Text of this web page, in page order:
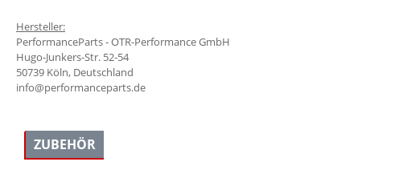
Hersteller:
PerformanceParts - OTR-Performance GmbH
Hugo-Junkers-Str. 52-54
50739 Köln, Deutschland
info@performanceparts.de
ZUBEHÖR